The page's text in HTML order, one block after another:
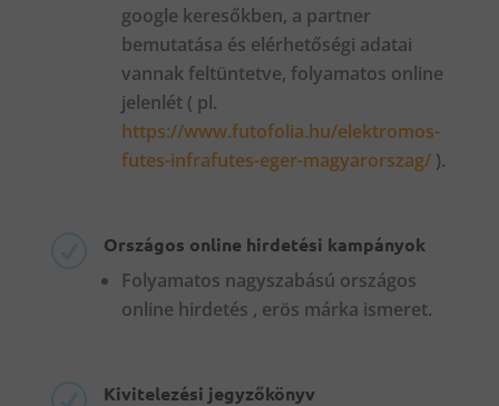
google keresőkben, a partner
bemutatása és elérhetőségi adatai
vannak feltüntetve, folyamatos online
jelenlét ( pl.
https://www.futofolia.hu/elektromos-
futes-infrafutes-eger-magyarorszag/).
Országos online hirdetési kampányok
Folyamatos nagyszabású országos
online hirdetés , erös márka ismeret.
Kivitelezési jegyzőkönyv